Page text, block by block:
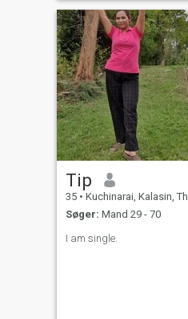
Tip
35 • Kuchinarai, Kalasin, Thailand
Søger: Mand 29 - 70
I am single.